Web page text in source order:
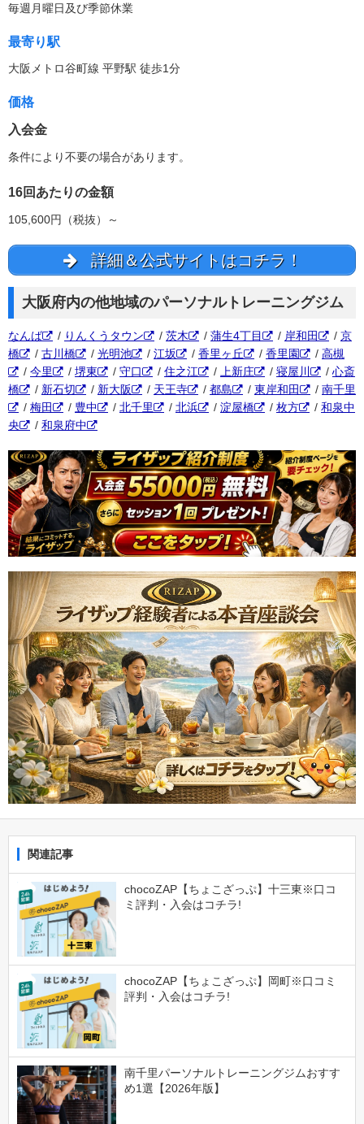
毎週月曜日及び季節休業
最寄り駅
大阪メトロ谷町線 平野駅 徒歩1分
価格
入会金
条件により不要の場合があります。
16回あたりの金額
105,600円（税抜）～
詳細＆公式サイトはコチラ！
大阪府内の他地域のパーソナルトレーニングジム
なんば / りんくうタウン / 茨木 / 蒲生4丁目 / 岸和田 / 京
橋
/ 古川橋 / 光明池 / 江坂 / 香里ヶ丘 / 香里園 / 高槻
/ 今里 / 堺東 / 守口 / 住之江 / 上新庄 / 寝屋川 / 心斎
橋
/ 新石切 / 新大阪 / 天王寺 / 都島 / 東岸和田 / 南千里
/ 梅田 / 豊中 / 北千里 / 北浜 / 淀屋橋 / 枚方 / 和泉中
央
/ 和泉府中
関連記事
chocoZAP【ちょこざっぷ】十三東※口コ
ミ評判・入会はコチラ!
chocoZAP【ちょこざっぷ】岡町※口コミ
評判・入会はコチラ!
南千里パーソナルトレーニングジムおすす
め1選【2026年版】